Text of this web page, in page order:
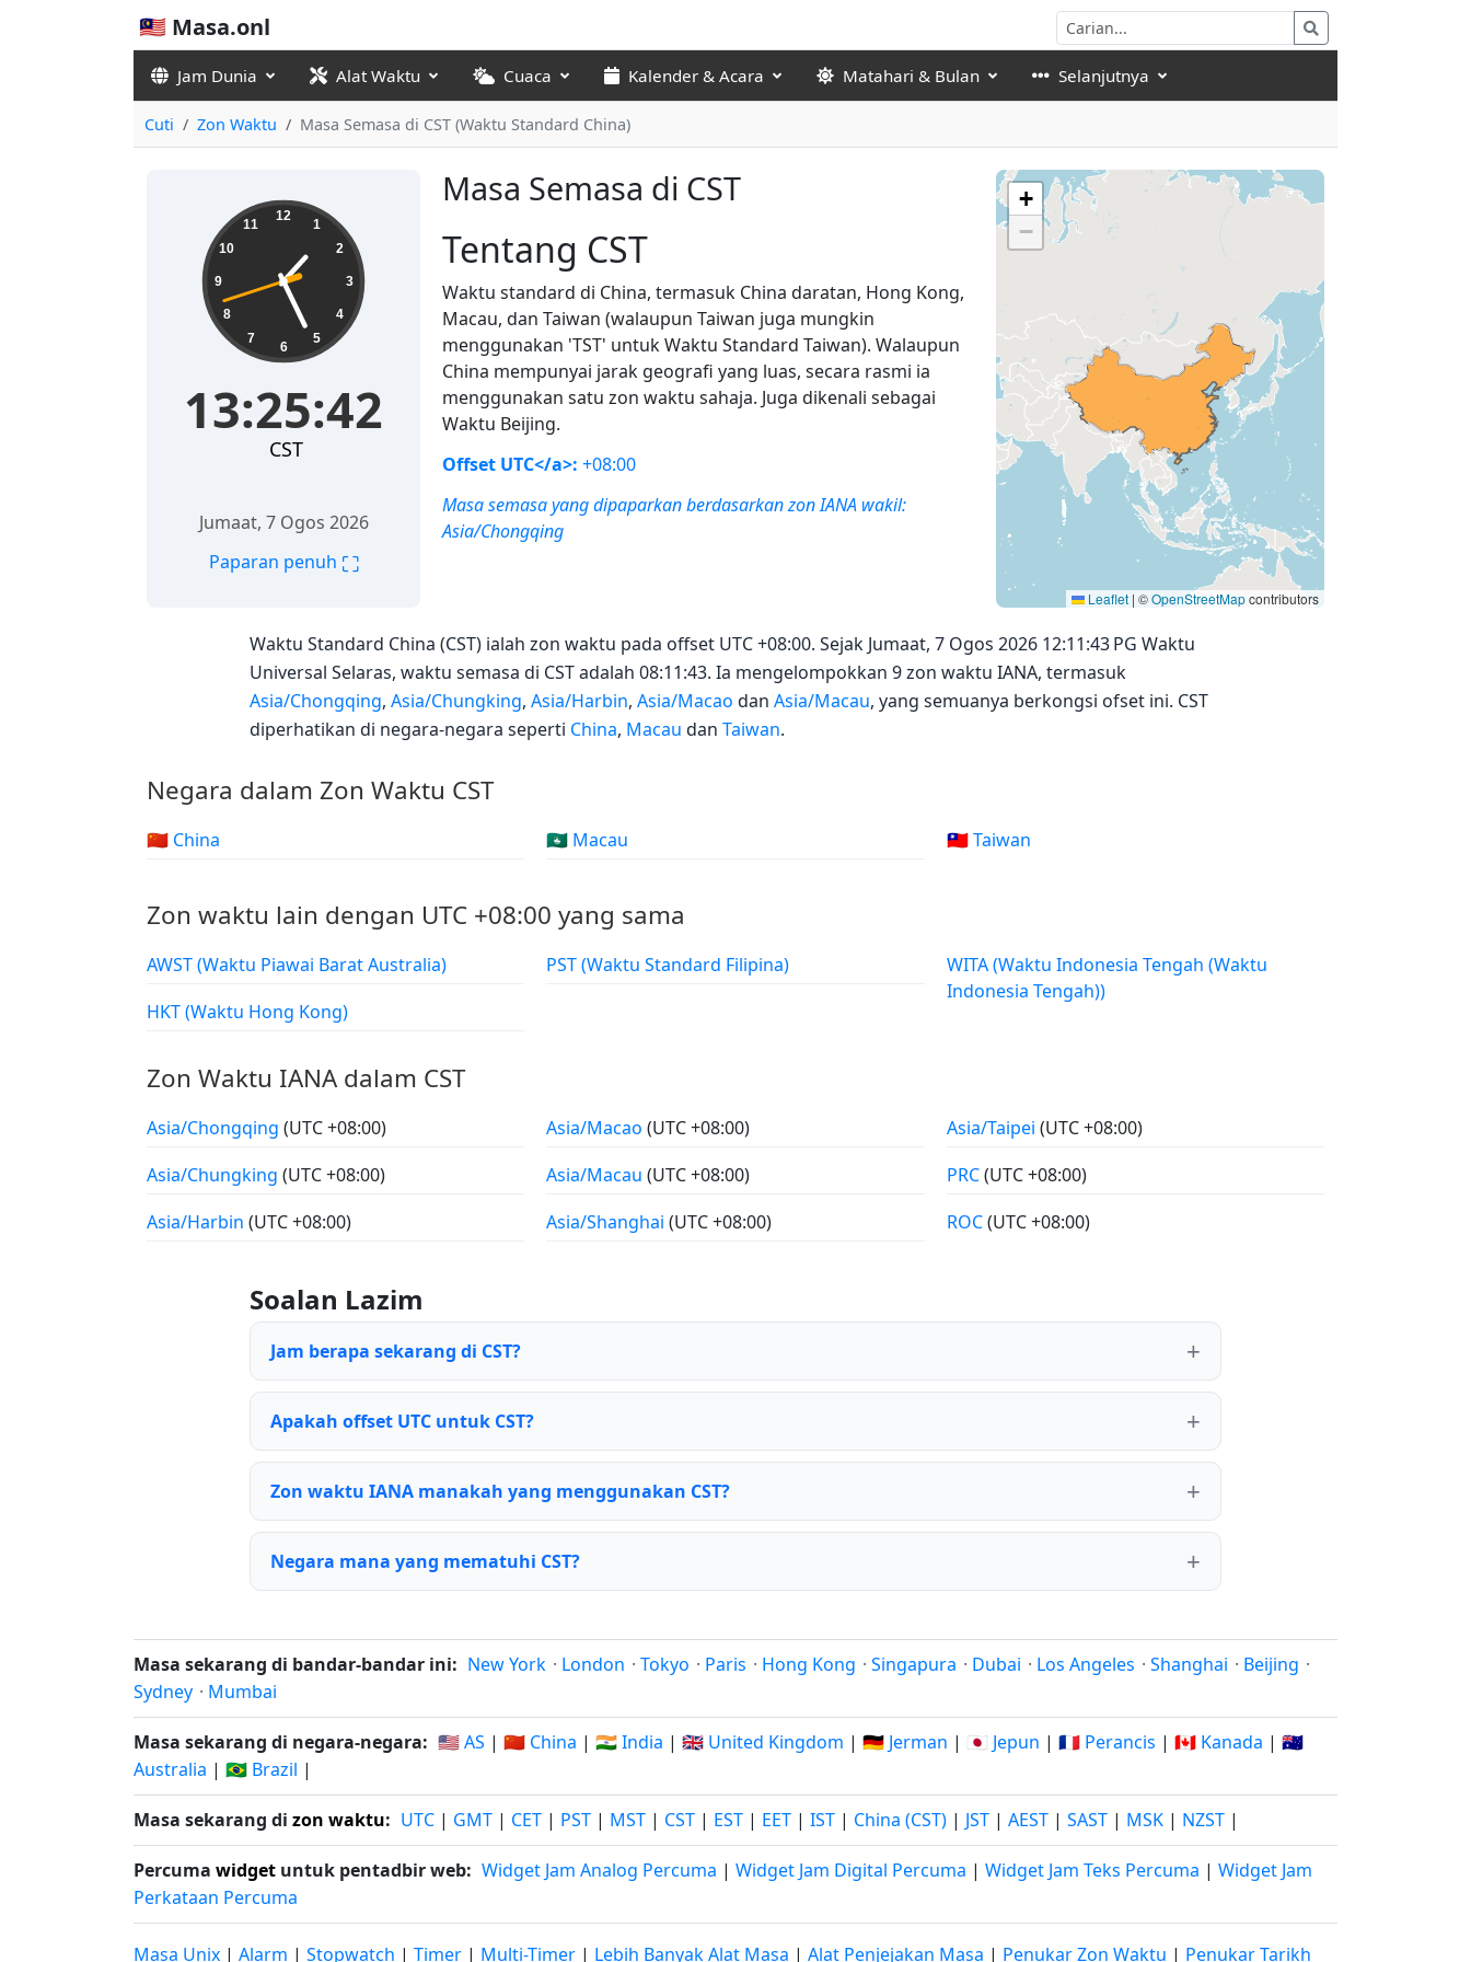
🇲🇾 Masa.onl
Jam Dunia Alat Waktu Cuaca Kalender & Acara Matahari & Bulan Selanjutnya
Cuti Zon Waktu Masa Semasa di CST (Waktu Standard China)
Masa Semasa di CST
13:25:42 12
1
2
3
4
5
6
7
8
9
10
11
13:25:42
CST
Jumaat, 7 Ogos 2026
Paparan penuh ⛶
Tentang CST
Waktu standard di China, termasuk China daratan, Hong Kong,
Macau, dan Taiwan (walaupun Taiwan juga mungkin
menggunakan 'TST' untuk Waktu Standard Taiwan). Walaupun
China mempunyai jarak geografi yang luas, secara rasmi ia
menggunakan satu zon waktu sahaja. Juga dikenali sebagai
Waktu Beijing.
Offset UTC</a>: +08:00
Masa semasa yang dipaparkan berdasarkan zon IANA wakil:
Asia/Chongqing
+
−
Leaflet | ©OpenStreetMapcontributors
Waktu Standard China (CST) ialah zon waktu pada offset UTC +08:00. Sejak Jumaat, 7 Ogos 2026 12:11:43 PG Waktu
Universal Selaras, waktu semasa di CST adalah 08:11:43. Ia mengelompokkan 9 zon waktu IANA, termasuk
Asia/Chongqing, Asia/Chungking, Asia/Harbin, Asia/Macao dan Asia/Macau, yang semuanya berkongsi ofset ini. CST
diperhatikan di negara-negara seperti China, Macau dan Taiwan.
Negara dalam Zon Waktu CST
🇨🇳 China 🇲🇴 Macau 🇹🇼 Taiwan
Zon waktu lain dengan UTC +08:00 yang sama
AWST (Waktu Piawai Barat Australia)
HKT (Waktu Hong Kong)
PST (Waktu Standard Filipina)
WITA (Waktu Indonesia Tengah (Waktu
Indonesia Tengah))
Zon Waktu IANA dalam CST
Asia/Chongqing (UTC +08:00)
Asia/Chungking (UTC +08:00)
Asia/Harbin (UTC +08:00)
Asia/Macao(UTC +08:00)
Asia/Macau(UTC +08:00)
Asia/Shanghai(UTC +08:00)
Asia/Taipei (UTC +08:00)
PRC(UTC +08:00)
ROC(UTC +08:00)
Soalan Lazim
Jam berapa sekarang di CST?
Apakah offset UTC untuk CST?
Zon waktu IANA manakah yang menggunakan CST?
Negara mana yang mematuhi CST?
Masa sekarang di bandar-bandar ini: New York · London · Tokyo · Paris · Hong Kong · Singapura · Dubai · Los Angeles · Shanghai · Beijing ·
Sydney · Mumbai
Masa sekarang di negara-negara: 🇺🇸 AS | 🇨🇳 China | 🇮🇳 India | 🇬🇧 United Kingdom | 🇩🇪 Jerman | 🇯🇵 Jepun | 🇫🇷 Perancis | 🇨🇦 Kanada | 🇦🇺
Australia | 🇧🇷 Brazil |
Masa sekarang di zon waktu: UTC | GMT | CET | PST | MST | CST | EST | EET | IST | China (CST) | JST | AEST | SAST | MSK | NZST |
Percuma widget untuk pentadbir web: Widget Jam Analog Percuma | Widget Jam Digital Percuma | Widget Jam Teks Percuma | Widget Jam
Perkataan Percuma
Masa Unix | Alarm | Stopwatch | Timer | Multi-Timer | Lebih Banyak Alat Masa | Alat Penjejakan Masa | Penukar Zon Waktu | Penukar Tarikh